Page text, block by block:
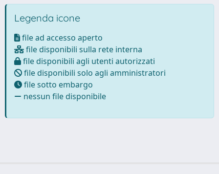
Legenda icone
file ad accesso aperto
file disponibili sulla rete interna
file disponibili agli utenti autorizzati
file disponibili solo agli amministratori
file sotto embargo
nessun file disponibile